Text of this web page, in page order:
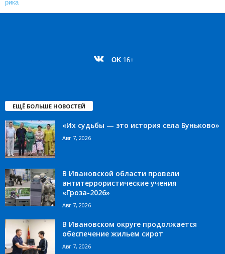
OK 16+
ЕЩЁ БОЛЬШЕ НОВОСТЕЙ
«Их судьбы — это история села Буньково»
Авг 7, 2026
В Ивановской области провели
антитеррористические учения
«Гроза-2026»
Авг 7, 2026
В Ивановском округе продолжается
обеспечение жильем сирот
Авг 7, 2026